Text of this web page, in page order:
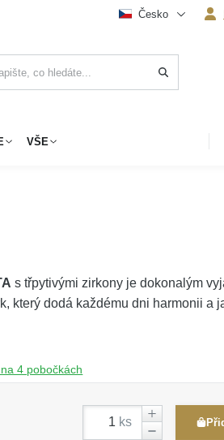
Česko
VŠE
s třpytivými zirkony je dokonalým
který dodá každému dni harmonii a
4 pobočkách
ks